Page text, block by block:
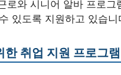
로와 시니어 알바 프로
있도록 지원하고 있습니
취업 지원 프로그